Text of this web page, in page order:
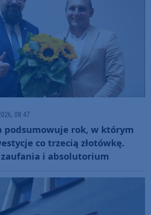
08:47
podsumowuje rok, w którym
co trzecią złotówkę.
i absolutorium